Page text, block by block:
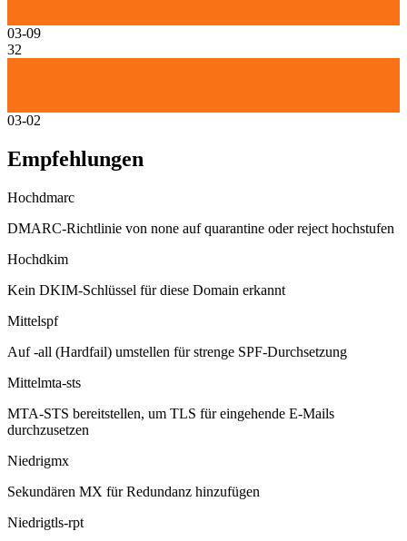
03-09
32
03-02
Empfehlungen
Hochdmarc
DMARC-Richtlinie von none auf quarantine oder reject hochstufen
Hochdkim
Kein DKIM-Schlüssel für diese Domain erkannt
Mittelspf
Auf -all (Hardfail) umstellen für strenge SPF-Durchsetzung
Mittelmta-sts
MTA-STS bereitstellen, um TLS für eingehende E-Mails
durchzusetzen
Niedrigmx
Sekundären MX für Redundanz hinzufügen
Niedrigtls-rpt